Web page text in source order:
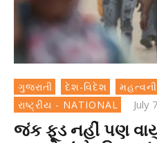
ગુજરાતી દેશ-વિદેશ
મહત્વની
રાષ્ટ્રીય - NATIONAL
July
જંક ફૂડ નહીં પણ